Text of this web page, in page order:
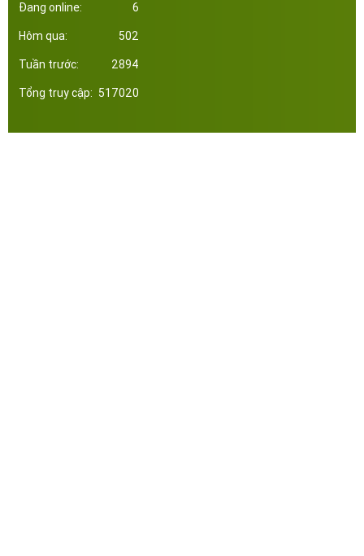
Đang online: 6
Hôm qua: 502
Tuần trước: 2894
Tổng truy cập: 517020